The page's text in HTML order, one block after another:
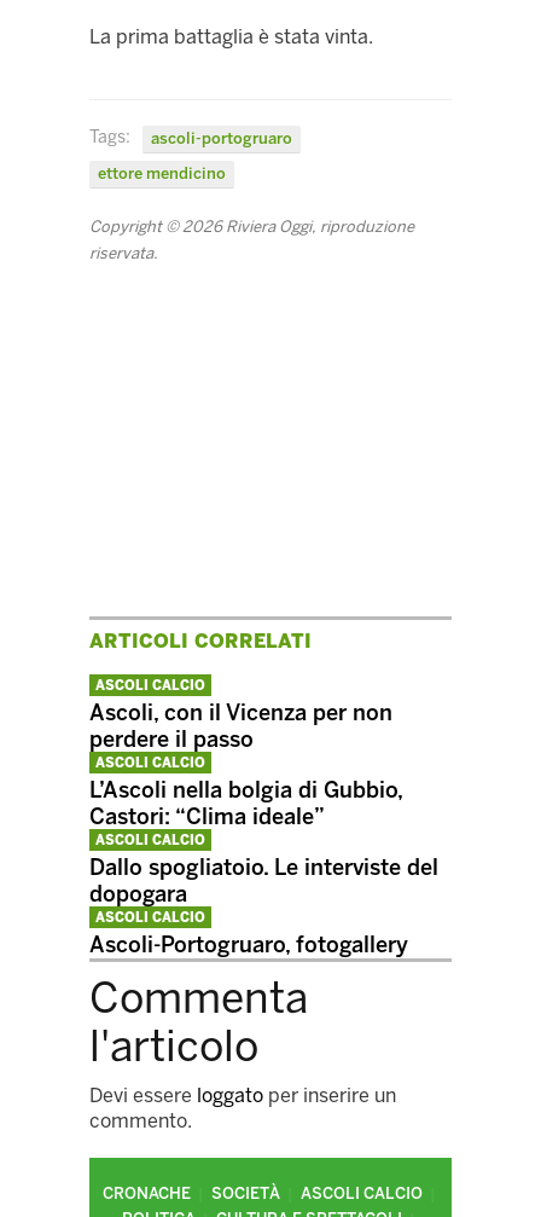
La prima battaglia è stata vinta.
Tags:
ascoli-portogruaro
ettore mendicino
Copyright © 2026 Riviera Oggi, riproduzione
riservata.
ARTICOLI CORRELATI
ASCOLI CALCIO
Ascoli, con il Vicenza per non
perdere il passo
ASCOLI CALCIO
L’Ascoli nella bolgia di Gubbio,
Castori: “Clima ideale”
ASCOLI CALCIO
Dallo spogliatoio. Le interviste del
dopogara
ASCOLI CALCIO
Ascoli-Portogruaro, fotogallery
Commenta
l'articolo
Devi essere loggato per inserire un
commento.
CRONACHE SOCIETÀ
ASCOLI CALCIO